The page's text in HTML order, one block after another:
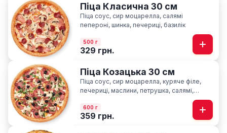
Піца Класична 30 см
Піца соус, сир моцарелла, салямі
пепероні, шинка, печериці, базилік
500 г
329 грн.
Піца Козацька 30 см
Піца соус, сир моцарелла, куряче філе,
печериці, маслини, петрушка, салямі,
600 г
359 грн.